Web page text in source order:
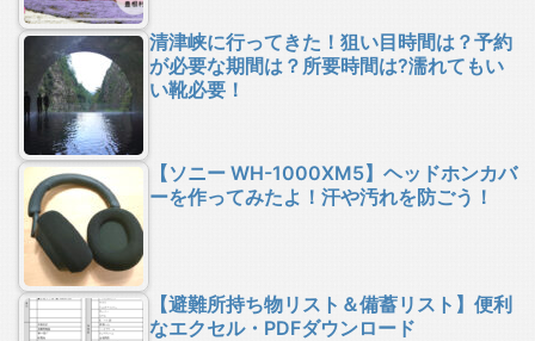
清津峡に行ってきた！狙い目時間は？予約
が必要な期間は？所要時間は?濡れてもい
い靴必要！
【ソニー WH-1000XM5】ヘッドホンカバ
ーを作ってみたよ！汗や汚れを防ごう！
【避難所持ち物リスト＆備蓄リスト】便利
なエクセル・PDFダウンロード